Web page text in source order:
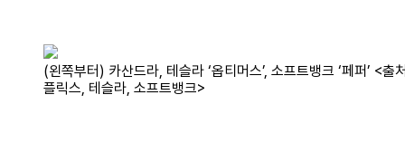
(왼쪽부터) 카산드라, 테슬라 ‘옵티머스’, 소프트뱅크 ‘페퍼’ <출
플릭스, 테슬라, 소프트뱅크>